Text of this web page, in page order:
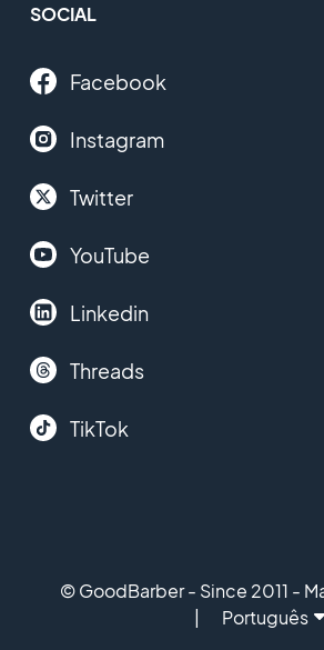
SOCIAL
Facebook
Instagram
Twitter
YouTube
Linkedin
Threads
TikTok
© GoodBarber - Since 2011 -
Português